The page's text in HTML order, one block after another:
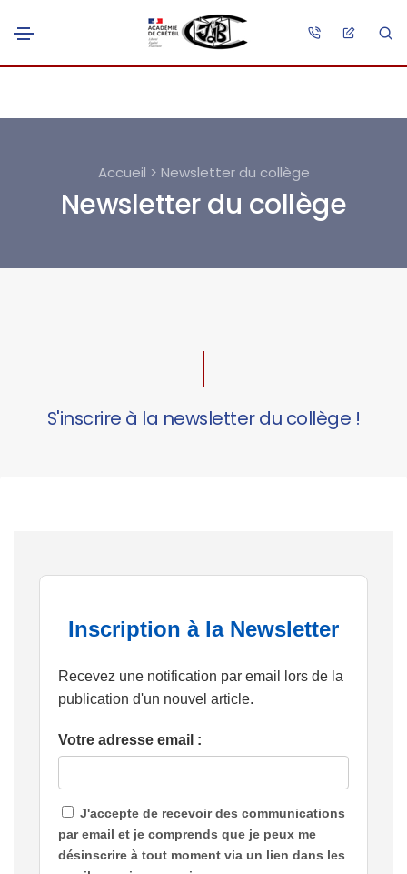
Accueil > Newsletter du collège
Newsletter du collège
S'inscrire à la newsletter du collège !